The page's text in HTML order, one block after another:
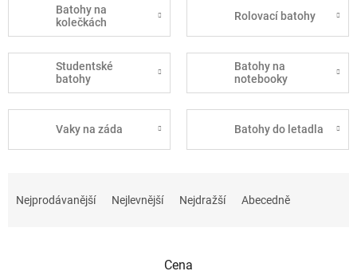
Batohy na
kolečkách
Rolovací batohy
Studentské
batohy
Batohy na
notebooky
Vaky na záda Batohy do letadla
Nejprodávanější Nejlevnější Nejdražší Abecedně
Cena